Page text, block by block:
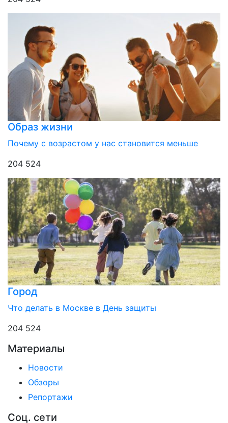
Образ жизни
Почему с возрастом у нас становится меньше
204 524
Город
Что делать в Москве в День защиты
204 524
Материалы
Новости
Обзоры
Репортажи
Соц. сети